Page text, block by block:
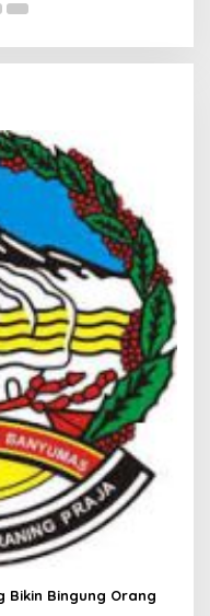
Bikin Bingung Orang